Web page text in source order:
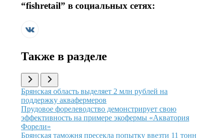
“fishretail” в социальных сетях:
Также в разделе
Иллюстрация новости
Брянская область выделяет 2 млн рублей на
поддержку аквафермеров
Иллюстрация новости
Прудовое форелеводство демонстрирует свою
эффективность на примере экофермы «Акватория
Форели»
Иллюстрация новости
Брянская таможня пресекла попытку ввезти 11 тонн